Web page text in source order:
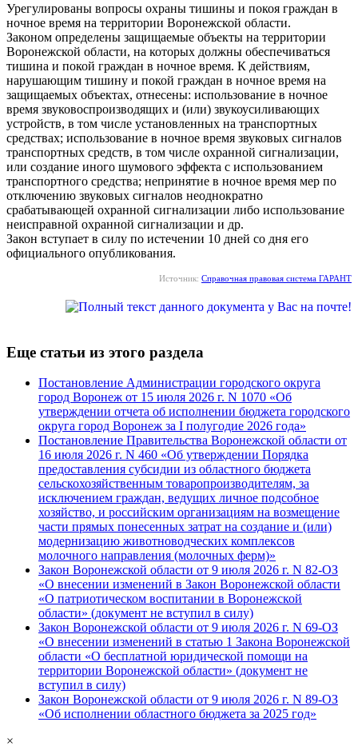
Урегулированы вопросы охраны тишины и покоя граждан в
ночное время на территории Воронежской области.
Законом определены защищаемые объекты на территории
Воронежской области, на которых должны обеспечиваться
тишина и покой граждан в ночное время. К действиям,
нарушающим тишину и покой граждан в ночное время на
защищаемых объектах, отнесены: использование в ночное
время звуковоспроизводящих и (или) звукоусиливающих
устройств, в том числе установленных на транспортных
средствах; использование в ночное время звуковых сигналов
транспортных средств, в том числе охранной сигнализации,
или создание иного шумового эффекта с использованием
транспортного средства; непринятие в ночное время мер по
отключению звуковых сигналов неоднократно
срабатывающей охранной сигнализации либо использование
неисправной охранной сигнализации и др.
Закон вступает в силу по истечении 10 дней со дня его
официального опубликования.
Источник: Справочная правовая система ГАРАНТ
Еще статьи из этого раздела
Постановление Администрации городского округа
город Воронеж от 15 июля 2026 г. N 1070 «Об
утверждении отчета об исполнении бюджета городского
округа город Воронеж за I полугодие 2026 года»
Постановление Правительства Воронежской области от
16 июля 2026 г. N 460 «Об утверждении Порядка
предоставления субсидии из областного бюджета
сельскохозяйственным товаропроизводителям, за
исключением граждан, ведущих личное подсобное
хозяйство, и российским организациям на возмещение
части прямых понесенных затрат на создание и (или)
модернизацию животноводческих комплексов
молочного направления (молочных ферм)»
Закон Воронежской области от 9 июля 2026 г. N 82-ОЗ
«О внесении изменений в Закон Воронежской области
«О патриотическом воспитании в Воронежской
области» (документ не вступил в силу)
Закон Воронежской области от 9 июля 2026 г. N 69-ОЗ
«О внесении изменений в статью 1 Закона Воронежской
области «О бесплатной юридической помощи на
территории Воронежской области» (документ не
вступил в силу)
Закон Воронежской области от 9 июля 2026 г. N 89-ОЗ
«Об исполнении областного бюджета за 2025 год»
×